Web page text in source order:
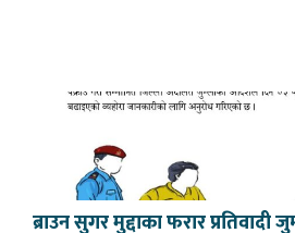
ब्राउन सुगर मुद्दाका फरार प्रतिवादी